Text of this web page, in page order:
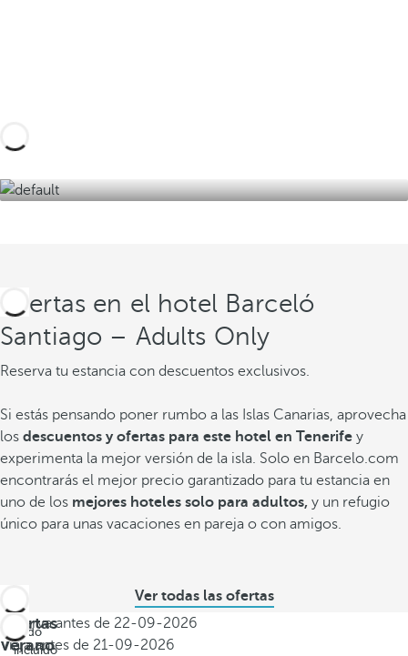
Ofertas en el hotel Barceló
Santiago – Adults Only
Reserva tu estancia con descuentos exclusivos.
Si estás pensando poner rumbo a las Islas Canarias, aprovecha
los descuentos y ofertas para este hotel en Tenerife y
experimenta la mejor versión de la isla. Solo en Barcelo.com
encontrarás el mejor precio garantizado para tu estancia en
uno de los mejores hoteles solo para adultos, y un refugio
único para unas vacaciones en pareja o con amigos.
Ver todas las ofertas
Ofertas
Verano
Todo
incluido
Reserva antes de 22-09-2026
Viaja antes de 21-09-2026